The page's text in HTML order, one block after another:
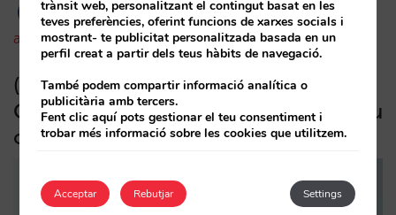
amaialopez08/06/2022
(ESP) Menorca | La distribución post
Covid: cómo mantener o aumentar tu
cuota de venta directa
trànsit web, personalitzant el contingut basat en les
teves preferències, oferint funcions de xarxes socials i
mostrant- te publicitat personalitzada basada en un
perfil creat a partir dels teus hàbits de navegació.
També podem compartir informació analítica o
publicitària amb tercers.
Fent clic aquí pots gestionar el teu consentiment i
trobar més informació sobre les cookies que utilitzem.
Acceptar Settings
Rebutjar